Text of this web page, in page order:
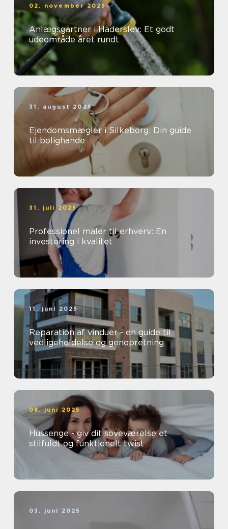
02. november 2025
Anlægsgartner i Haderslev: Et godt
udeområde året rundt
31. august 2025
Ejendomsmægler i Silkeborg: Din guide
til bolighande
31. juli 2025
Professionel maler til erhverv: En
investering i kvalitet
11. juni 2025
Reparation af vinduer - en guide til
vedligeholdelse og genopretning
08. juni 2025
Hussenge - giv dit soveværelse et
stilfuldt og funktionelt twist
03. juni 2025